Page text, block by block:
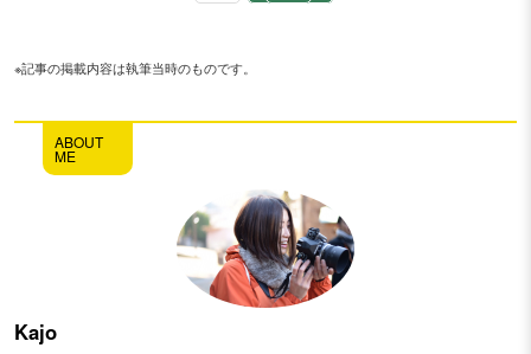
※記事の掲載内容は執筆当時のものです。
ABOUT
ME
Kajo